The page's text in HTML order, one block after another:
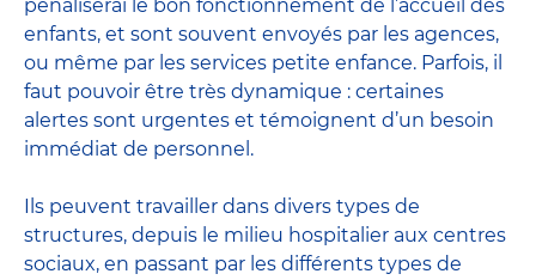
pénaliserai le bon fonctionnement de l’accueil des
enfants, et sont souvent envoyés par les agences,
ou même par les services petite enfance. Parfois, il
faut pouvoir être très dynamique : certaines
alertes sont urgentes et témoignent d’un besoin
immédiat de personnel.
Ils peuvent travailler dans divers types de
structures, depuis le milieu hospitalier aux centres
sociaux, en passant par les différents types de